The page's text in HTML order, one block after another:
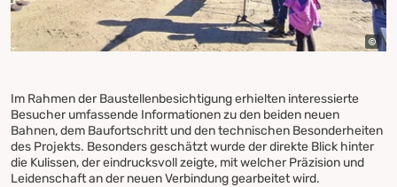
Im Rahmen der Baustellenbesichtigung erhielten interessierte
Besucher umfassende Informationen zu den beiden neuen
Bahnen, dem Baufortschritt und den technischen Besonderheiten
des Projekts. Besonders geschätzt wurde der direkte Blick hinter
die Kulissen, der eindrucksvoll zeigte, mit welcher Präzision und
Leidenschaft an der neuen Verbindung gearbeitet wird.